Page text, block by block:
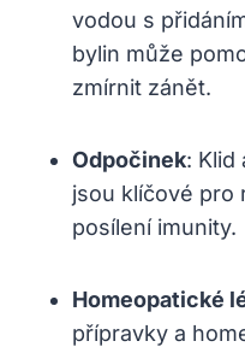
vodou s
bylin může‍
​zmírnit zánět.
Odpočinek: Klid
jsou klíčové pro
posílení imunity.
Homeopatické
přípravky a